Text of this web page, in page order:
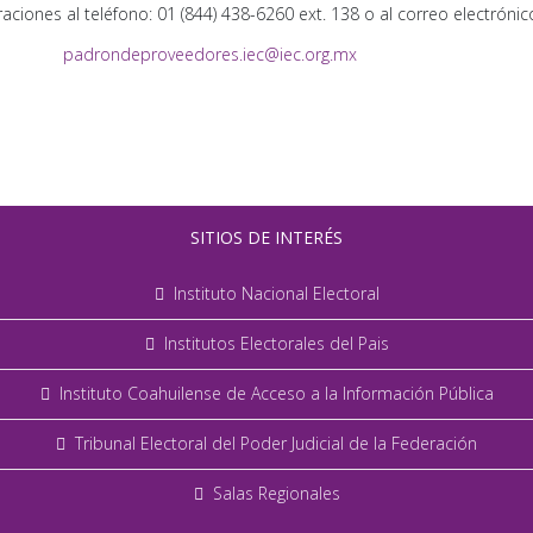
al teléfono: 01 (844) 438-6260 ext. 138 o al correo
padrondeproveedores.iec@iec.org.mx
SITIOS DE INTERÉS
Instituto Nacional Electoral
Institutos Electorales del Pais
Instituto Coahuilense de Acceso a la Información Pública
Tribunal Electoral del Poder Judicial de la Federación
Salas Regionales